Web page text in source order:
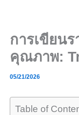
การเขียนร
คุณภาพ:
05/21/2026
Table of